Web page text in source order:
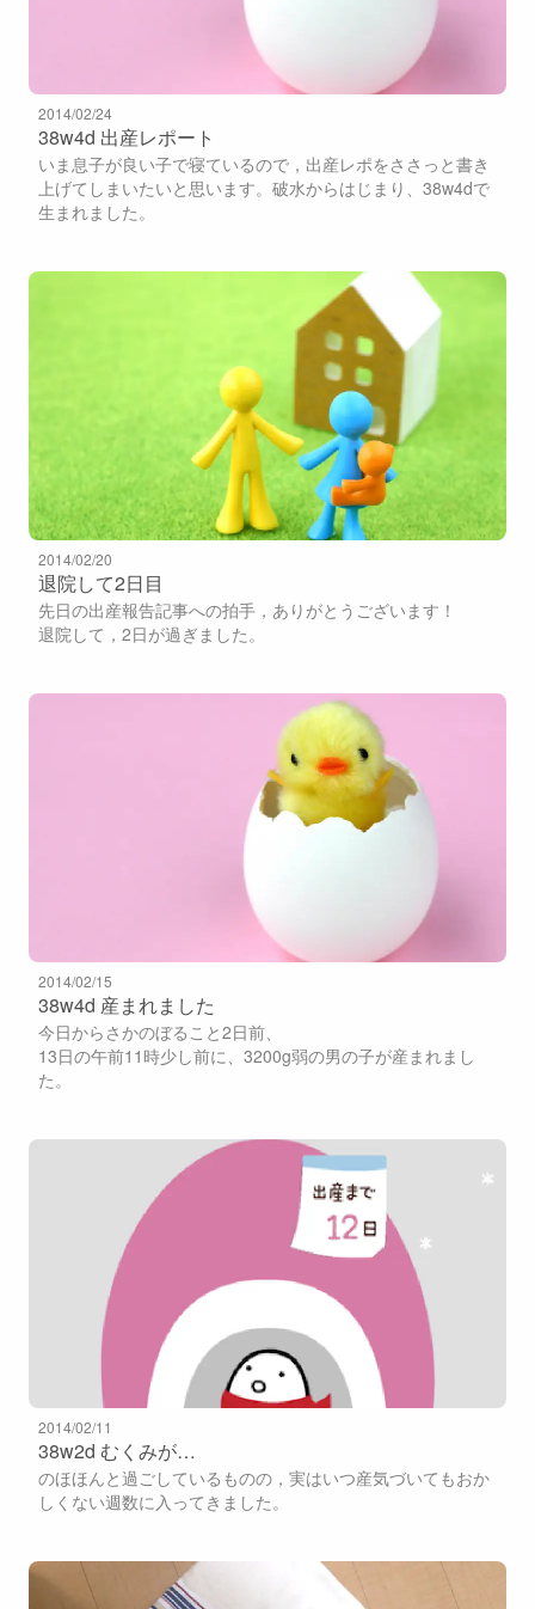
2014/02/24
38w4d 出産レポート
いま息子が良い子で寝ているので，出産レポをささっと書き
上げてしまいたいと思います。破水からはじまり、38w4dで
生まれました。
2014/02/20
退院して2日目
先日の出産報告記事への拍手，ありがとうございます！
退院して，2日が過ぎました。
2014/02/15
38w4d 産まれました
今日からさかのぼること2日前、
13日の午前11時少し前に、3200g弱の男の子が産まれまし
た。
2014/02/11
38w2d むくみが…
のほほんと過ごしているものの，実はいつ産気づいてもおか
しくない週数に入ってきました。